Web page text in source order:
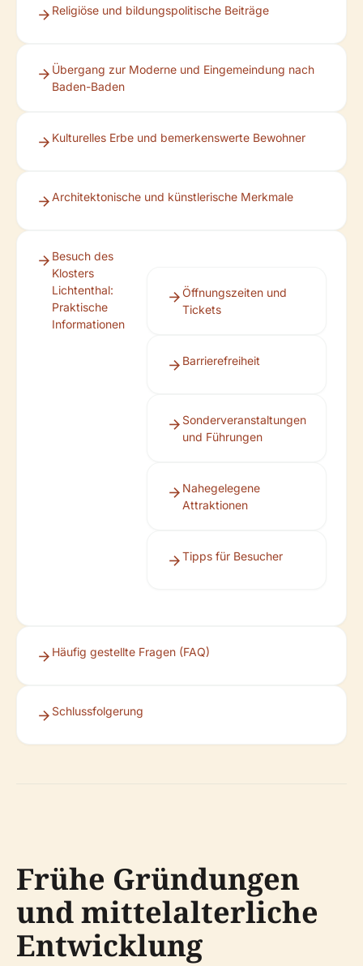
Religiöse und bildungspolitische Beiträge
Übergang zur Moderne und Eingemeindung nach
Baden-Baden
Kulturelles Erbe und bemerkenswerte Bewohner
Architektonische und künstlerische Merkmale
Besuch des
Klosters
Lichtenthal:
Praktische
Informationen
Öffnungszeiten und
Tickets
Barrierefreiheit
Sonderveranstaltungen
und Führungen
Nahegelegene
Attraktionen
Tipps für Besucher
Häufig gestellte Fragen (FAQ)
Schlussfolgerung
Frühe Gründungen
und mittelalterliche
Entwicklung